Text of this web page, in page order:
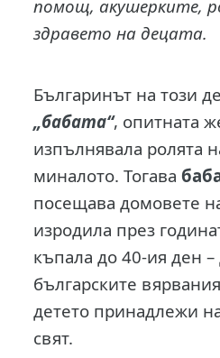
помощ, акушерките,
здравето на децата.
Българинът на този
„бабата“, опитната
изпълнявала ролята
миналото. Тогава
посещава домовете
изродила през
къпала до 40-ия ден –
българските
детето принадлежи
свят.